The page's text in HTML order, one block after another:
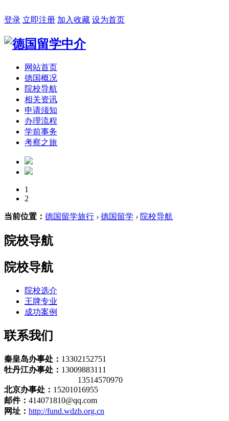
登录 立即注册 加入收藏 设为首页
网站首页
德国概况
院校导航
相关资讯
申请须知
办理流程
学前事务
考察之旅
1
2
当前位置： 德国留学旅行 › 德国留学 › 院校导航
院校导航
院校导航
院校选介
王牌专业
成功案例
联系我们
秦皇岛办事处： 13302152751
牡丹江办事处： 13009883111
13514570970
北京办事处： 15201016955
邮件： 414071810@qq.com
网址： http://fund.wdzb.org.cn